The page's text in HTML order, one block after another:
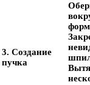
3. Создание
пучка